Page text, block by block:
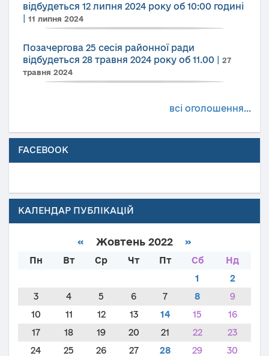
відбудеться 12 липня 2024 року об 10:00 годині
11 липня 2024
Позачергова 25 сесія районної ради
відбудеться 28 травня 2024 року об 11.00
27
травня 2024
всі оголошення...
FACEBOOK
КАЛЕНДАР ПУБЛІКАЦІЙ
« Жовтень 2022 »
Пн Вт Ср Чт Пт Сб
Нд
1
2
3
4 5 6 7 8
9
10
11 12 13 14 15
16
17
18 19 20 21 22
23
24
25 26 27 28 29
30